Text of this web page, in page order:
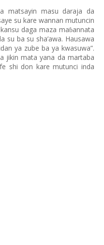
matsayin masu daraja da
su kare wannan mutuncin
daga maza maɓannata
su ba su sha’awa. Hausawa
ya zube ba ya kwasuwa”.
jikin mata yana da martaba
shi don kare mutunci inda